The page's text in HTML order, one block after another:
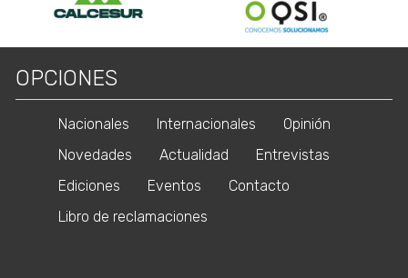
OPCIONES
Nacionales Internacionales
Opinión
Novedades
Actualidad
Entrevistas
Ediciones
Eventos
Contacto
Libro de reclamaciones